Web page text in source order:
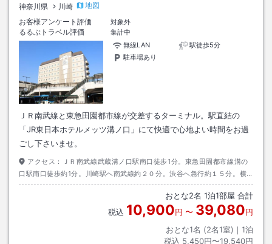
神奈川県 川崎
地図
お客様アンケート評価
対象外
るるぶトラベル評価
集計中
無線LAN
駅徒歩5分
駐車場あり
ＪＲ南武線と東急田園都市線が交差するターミナル。駅直結の
「JR東日本ホテルメッツ溝ノ口」にて快適で心地よい時間をお過
ごし下さいませ。
アクセス：
ＪＲ南武線武蔵溝ノ口駅南口徒歩1分。東急田園都市線溝の
口駅南口徒歩約1分。川崎駅へ南武線約２０分。渋谷へ急行約１５分。横
浜へ乗換含約２５分。大井町へ急行約２０分。新横浜へ東急バス利用約４
おとな2名 1泊1部屋 合計
税込 10,900円 〜 39,080円
おとな1名 (2名1室)｜ 1泊
税込 5,450円〜19,540円